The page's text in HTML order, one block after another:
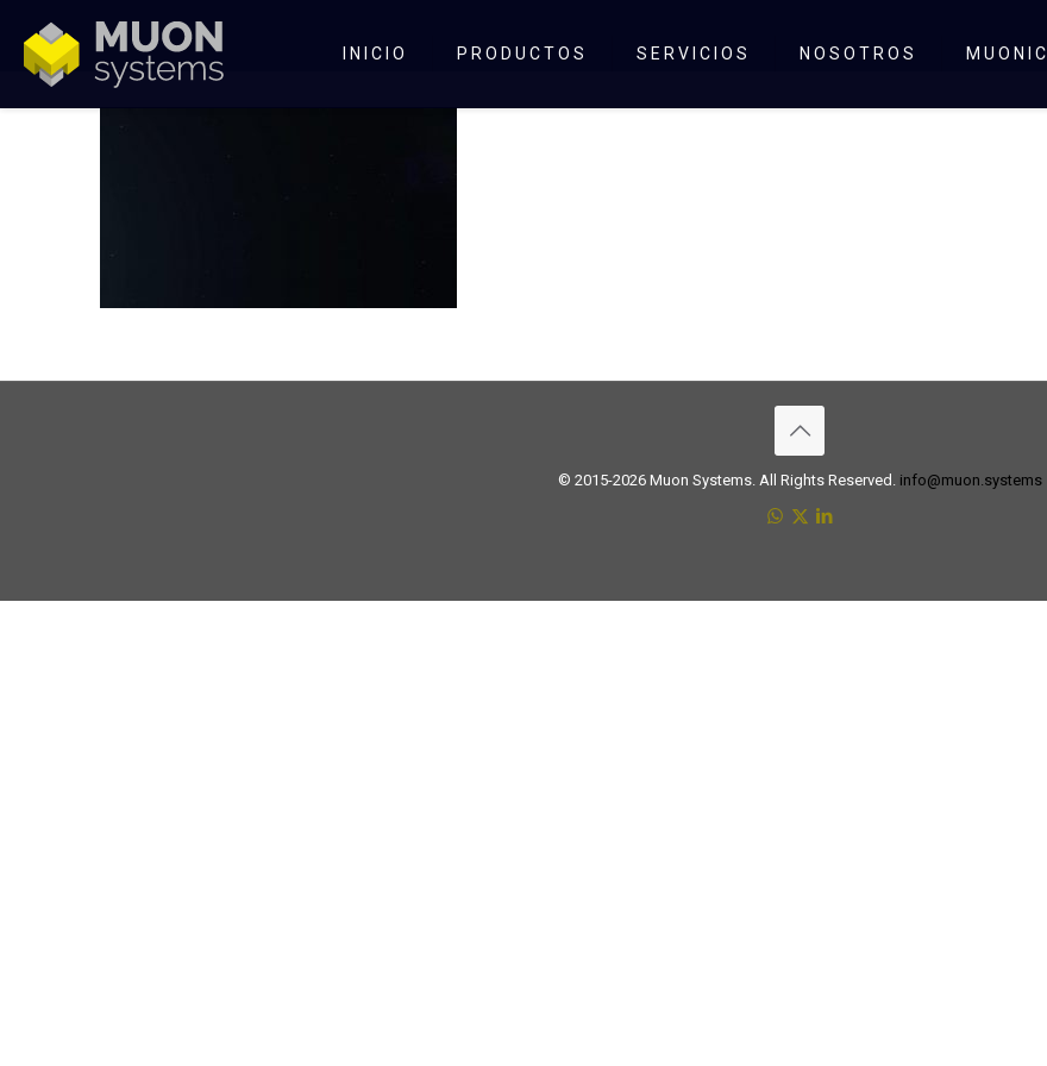
INICIO PRODUCTOS SERVICIOS NOSOTROS MUONIC
© 2015-2026 Muon Systems. All Rights Reserved. info@muon.systems